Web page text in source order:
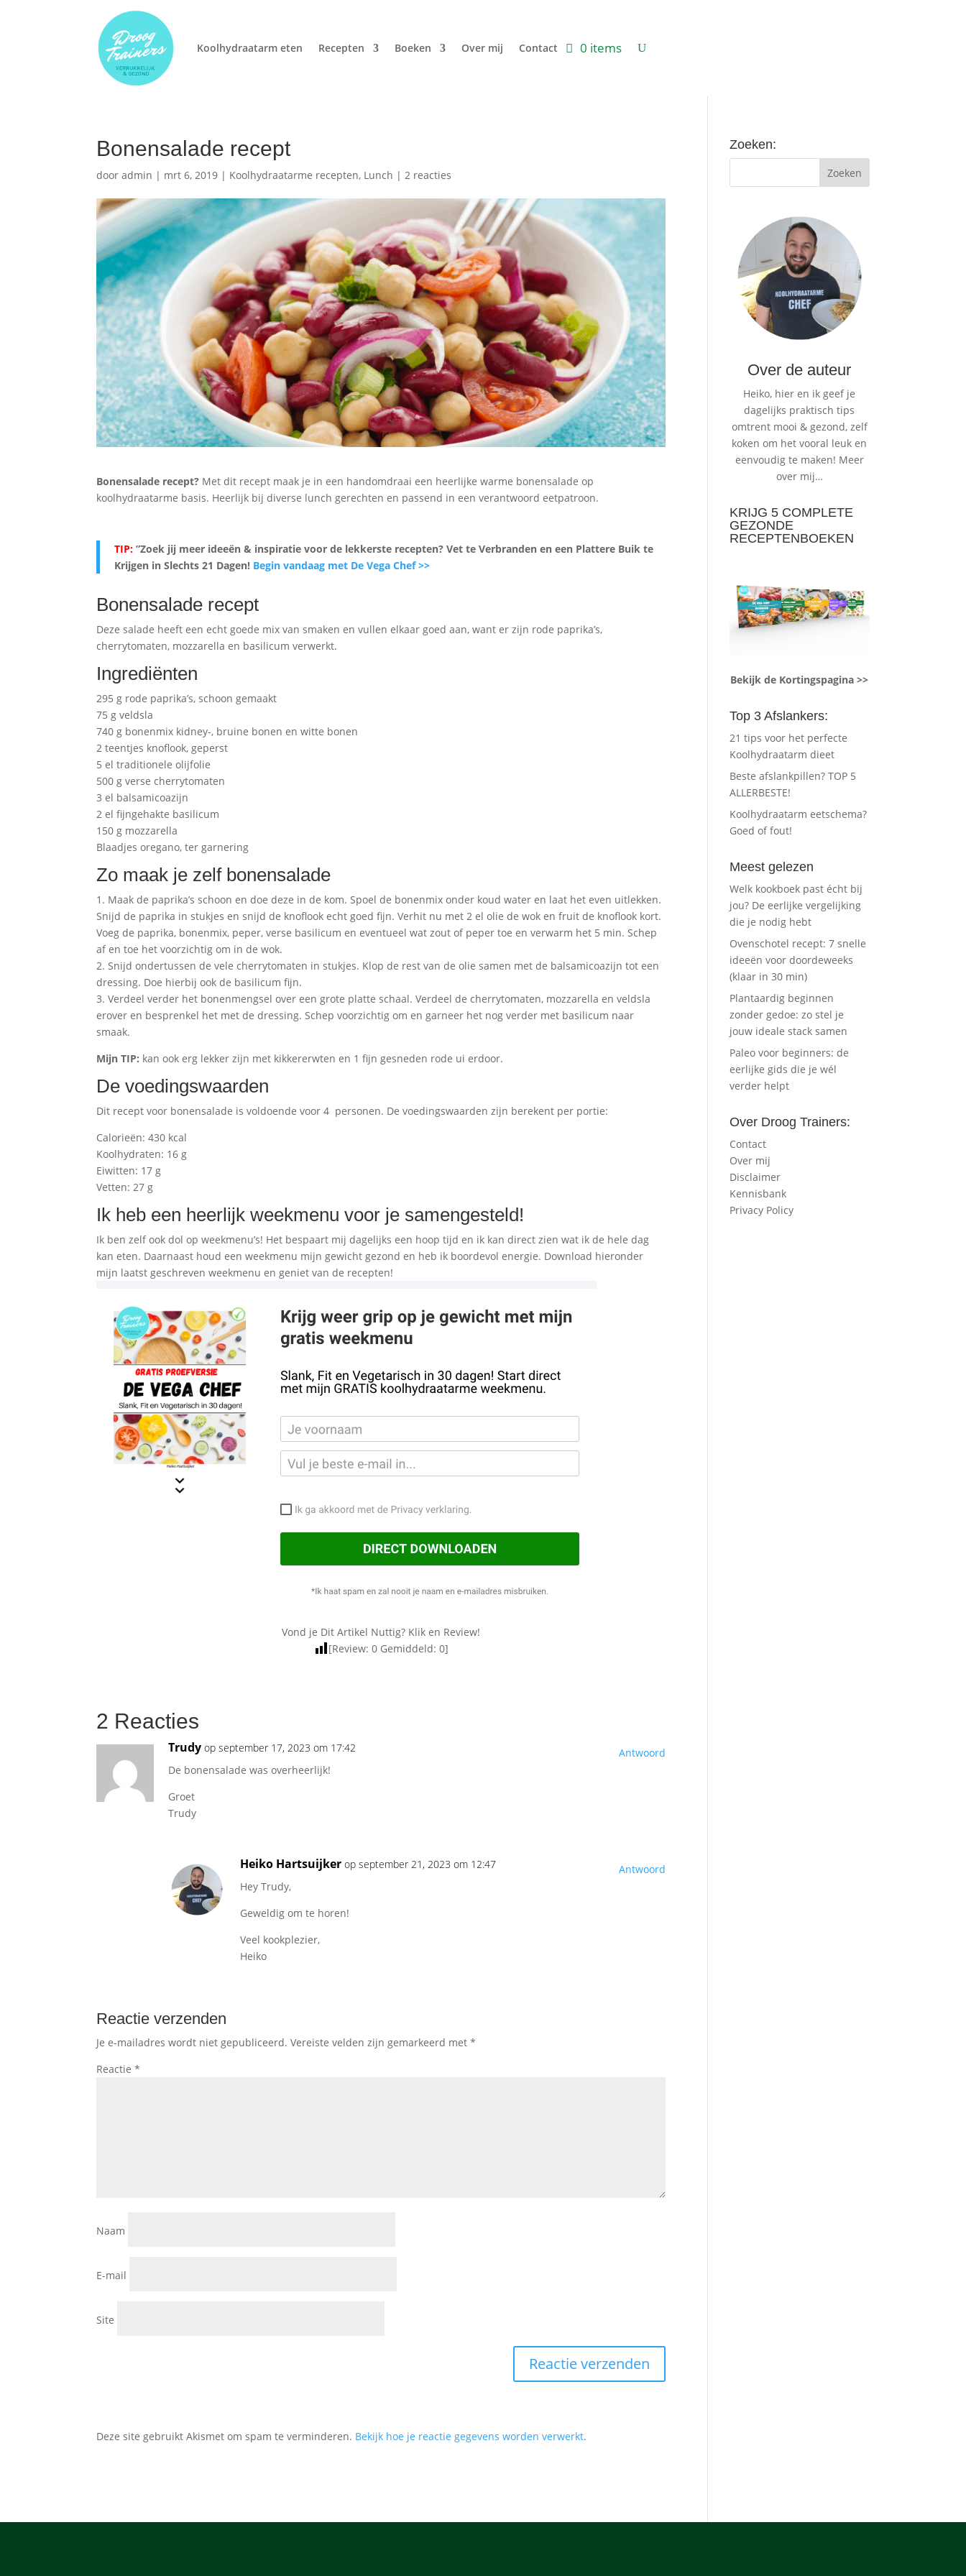
Koolhydraatarm eten Recepten Boeken Over mij Contact 0 items
Bonensalade recept
dooradmin | mrt 6, 2019 | Koolhydraatarme recepten, Lunch |2 reacties
Bonensalade recept? Met dit recept maak je in een handomdraai een heerlijke warme bonensalade op
koolhydraatarme basis. Heerlijk bij diverse lunch gerechten en passend in een verantwoord eetpatroon.
TIP: ”Zoek jij meer ideeën & inspiratie voor de lekkerste recepten? Vet te Verbranden en een Plattere Buik te
Krijgen in Slechts 21 Dagen! Begin vandaag met De Vega Chef >>
Bonensalade recept
Deze salade heeft een echt goede mix van smaken en vullen elkaar goed aan, want er zijn rode paprika’s,
cherrytomaten, mozzarella en basilicum verwerkt.
Ingrediënten
295 g rode paprika’s, schoon gemaakt
75 g veldsla
740 g bonenmix kidney-, bruine bonen en witte bonen
2 teentjes knoflook, geperst
5 el traditionele olijfolie
500 g verse cherrytomaten
3 el balsamicoazijn
2 el fijngehakte basilicum
150 g mozzarella
Blaadjes oregano, ter garnering
Zo maak je zelf bonensalade
1. Maak de paprika’s schoon en doe deze in de kom. Spoel de bonenmix onder koud water en laat het even uitlekken.
Snijd de paprika in stukjes en snijd de knoflook echt goed fijn. Verhit nu met 2 el olie de wok en fruit de knoflook kort.
Voeg de paprika, bonenmix, peper, verse basilicum en eventueel wat zout of peper toe en verwarm het 5 min. Schep
af en toe het voorzichtig om in de wok.
2. Snijd ondertussen de vele cherrytomaten in stukjes. Klop de rest van de olie samen met de balsamicoazijn tot een
dressing. Doe hierbij ook de basilicum fijn.
3. Verdeel verder het bonenmengsel over een grote platte schaal. Verdeel de cherrytomaten, mozzarella en veldsla
erover en besprenkel het met de dressing. Schep voorzichtig om en garneer het nog verder met basilicum naar
smaak.
Mijn TIP: kan ook erg lekker zijn met kikkererwten en 1 fijn gesneden rode ui erdoor.
De voedingswaarden
Dit recept voor bonensalade is voldoende voor 4 personen. De voedingswaarden zijn berekent per portie:
Calorieën: 430 kcal
Koolhydraten: 16 g
Eiwitten: 17 g
Vetten: 27 g
Ik heb een heerlijk weekmenu voor je samengesteld!
Ik ben zelf ook dol op weekmenu’s! Het bespaart mij dagelijks een hoop tijd en ik kan direct zien wat ik de hele dag
kan eten. Daarnaast houd een weekmenu mijn gewicht gezond en heb ik boordevol energie. Download hieronder
mijn laatst geschreven weekmenu en geniet van de recepten!
Vond je Dit Artikel Nuttig? Klik en Review!
[Review: 0Gemiddeld: 0]
2 Reacties
Trudy op september 17, 2023 om 17:42
De bonensalade was overheerlijk!
Groet
Trudy
Antwoord
Heiko Hartsuijker op september 21, 2023 om 12:47
Hey Trudy,
Geweldig om te horen!
Veel kookplezier,
Heiko
Antwoord
Reactie verzenden
Je e-mailadres wordt niet gepubliceerd. Vereiste velden zijn gemarkeerd met*
Reactie*
Naam
E-mail
Site
Deze site gebruikt Akismet om spam te verminderen. Bekijk hoe je reactie gegevens worden verwerkt.
Zoeken:
Over de auteur
Heiko, hier en ik geef je
dagelijks praktisch tips
omtrent mooi & gezond, zelf
koken om het vooral leuk en
eenvoudig te maken! Meer
over mij…
KRIJG 5 COMPLETE
GEZONDE
RECEPTENBOEKEN
Bekijk de Kortingspagina >>
Top 3 Afslankers:
21 tips voor het perfecte
Koolhydraatarm dieet
Beste afslankpillen? TOP 5
ALLERBESTE!
Koolhydraatarm eetschema?
Goed of fout!
Meest gelezen
Welk kookboek past écht bij
jou? De eerlijke vergelijking
die je nodig hebt
Ovenschotel recept: 7 snelle
ideeën voor doordeweeks
(klaar in 30 min)
Plantaardig beginnen
zonder gedoe: zo stel je
jouw ideale stack samen
Paleo voor beginners: de
eerlijke gids die je wél
verder helpt
Over Droog Trainers:
Contact
Over mij
Disclaimer
Kennisbank
Privacy Policy